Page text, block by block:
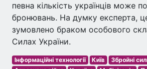
певна кількість українців може
бронювань. На думку експерта,
зумовлено браком особового
Силах України.
Інформаційні технології Київ
Збройні